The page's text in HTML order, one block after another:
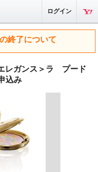
ログイン
終了について
レガンス＞ラ プード
込み